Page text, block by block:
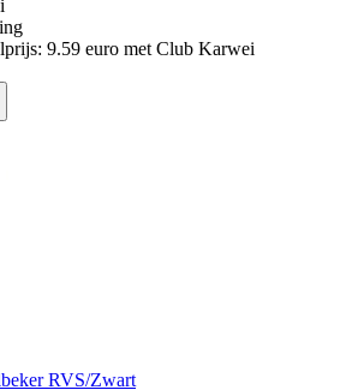
9.59 euro met Club Karwei
RVS/Zwart